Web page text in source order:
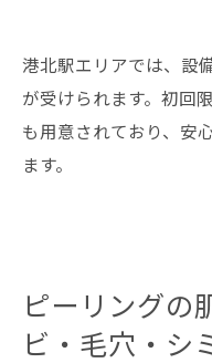
港北駅エリアでは、設
が受けられます。初回
も用意されており、安
ます。
ピーリングの
ビ・毛穴・シ